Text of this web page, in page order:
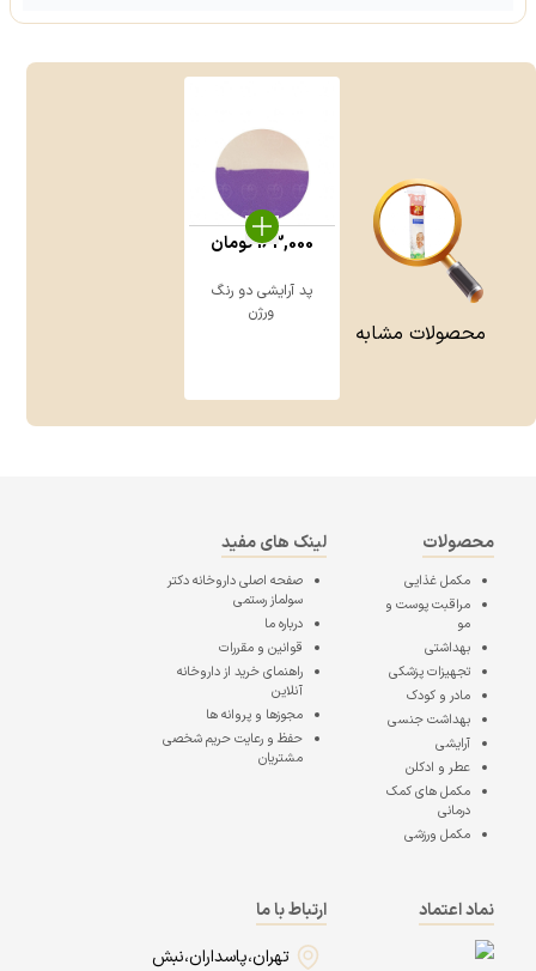
محصولات مشابه
پد آرایشی دو رنگ
ورژن
163,000تومان
محصولات
مکمل غذایی
مراقبت پوست و
مو
بهداشتی
تجهیزات پزشکی
مادر و کودک
بهداشت جنسی
آرایشی
عطر و ادکلن
مکمل های کمک
درمانی
مکمل ورزشی
لینک های مفید
صفحه اصلیداروخانه دکتر
سولماز رستمی
درباره ما
قوانین و مقررات
راهنمای خرید از داروخانه
آنلاین
مجوزها و پروانه ها
حفظ و رعایت حریم شخصی
مشتریان
نماد اعتماد
ارتباط با ما
تهران،پاسداران،نبش